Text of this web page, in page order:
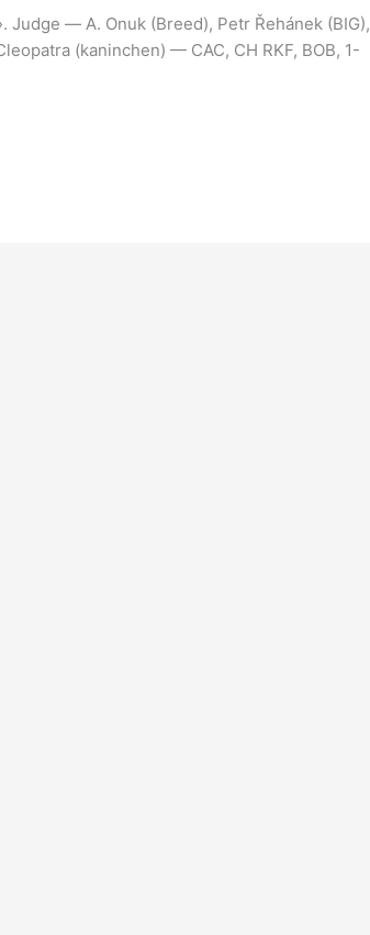
Judge — А. Onuk (Breed), Petr Řehánek (BIG),
(kaninchen) — CAC, CH RKF, BOB, 1-